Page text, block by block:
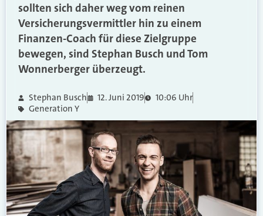
sollten sich daher weg vom reinen
Versicherungsvermittler hin zu einem
Finanzen-Coach für diese Zielgruppe
bewegen, sind Stephan Busch und Tom
Wonnerberger überzeugt.
Stephan Busch 12. Juni 2019
10:06 Uhr
Generation Y